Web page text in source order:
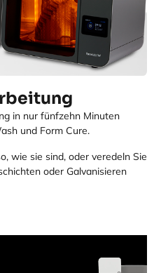
in nur fünfzehn Minuten
und Form Cure.
wie sie sind, oder veredeln Sie
oder Galvanisieren